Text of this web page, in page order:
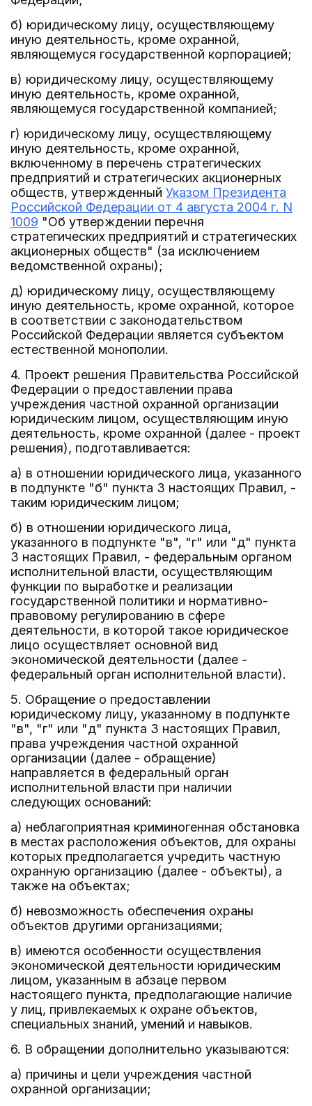
б) юридическому лицу, осуществляющему
иную деятельность, кроме охранной,
являющемуся государственной корпорацией;
в) юридическому лицу, осуществляющему
иную деятельность, кроме охранной,
являющемуся государственной компанией;
г) юридическому лицу, осуществляющему
иную деятельность, кроме охранной,
включенному в перечень стратегических
предприятий и стратегических акционерных
обществ, утвержденный Указом Президента
Российской Федерации от 4 августа 2004 г. N
1009 "Об утверждении перечня
стратегических предприятий и стратегических
акционерных обществ" (за исключением
ведомственной охраны);
д) юридическому лицу, осуществляющему
иную деятельность, кроме охранной, которое
в соответствии с законодательством
Российской Федерации является субъектом
естественной монополии.
4. Проект решения Правительства Российской
Федерации о предоставлении права
учреждения частной охранной организации
юридическим лицом, осуществляющим иную
деятельность, кроме охранной (далее - проект
решения), подготавливается:
а) в отношении юридического лица, указанного
в подпункте "б" пункта 3 настоящих Правил, -
таким юридическим лицом;
б) в отношении юридического лица,
указанного в подпункте "в", "г" или "д" пункта
3 настоящих Правил, - федеральным органом
исполнительной власти, осуществляющим
функции по выработке и реализации
государственной политики и нормативно-
правовому регулированию в сфере
деятельности, в которой такое юридическое
лицо осуществляет основной вид
экономической деятельности (далее -
федеральный орган исполнительной власти).
5. Обращение о предоставлении
юридическому лицу, указанному в подпункте
"в", "г" или "д" пункта 3 настоящих Правил,
права учреждения частной охранной
организации (далее - обращение)
направляется в федеральный орган
исполнительной власти при наличии
следующих оснований:
а) неблагоприятная криминогенная обстановка
в местах расположения объектов, для охраны
которых предполагается учредить частную
охранную организацию (далее - объекты), а
также на объектах;
б) невозможность обеспечения охраны
объектов другими организациями;
в) имеются особенности осуществления
экономической деятельности юридическим
лицом, указанным в абзаце первом
настоящего пункта, предполагающие наличие
у лиц, привлекаемых к охране объектов,
специальных знаний, умений и навыков.
6. В обращении дополнительно указываются:
а) причины и цели учреждения частной
охранной организации;